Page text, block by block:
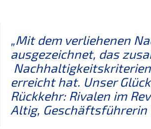
„Mit dem verliehenen
ausgezeichnet, das
erreicht hat. Unser
Rückkehr: Rivalen im
Altig, Geschäftsführerin